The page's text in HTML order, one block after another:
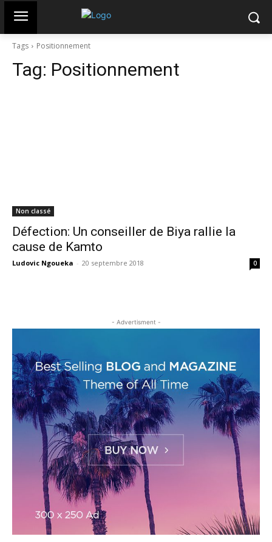
Tags Positionnement
Tag: Positionnement
Non classé
Défection: Un conseiller de Biya rallie la
cause de Kamto
Ludovic Ngoueka - 20 septembre 2018 0
- Advertisment -